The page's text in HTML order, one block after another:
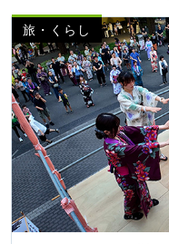
旅・くらし